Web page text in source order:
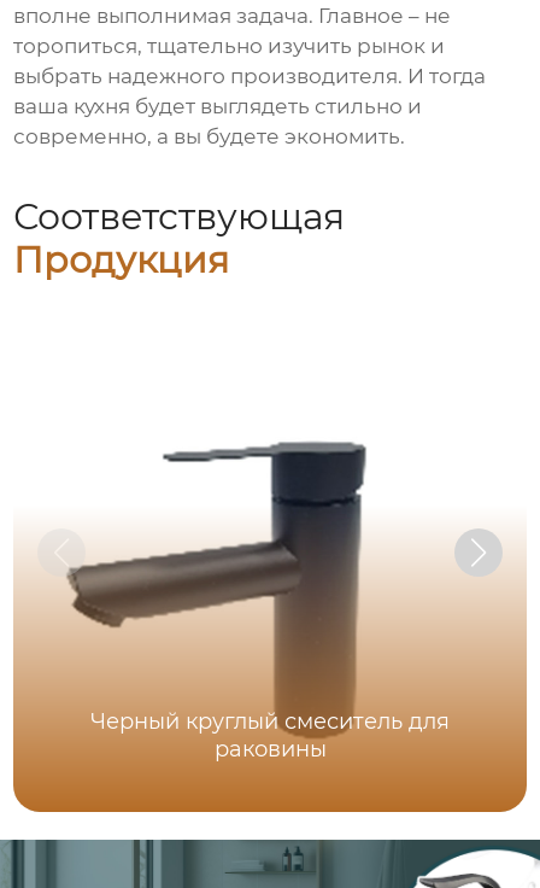
вполне выполнимая задача. Главное – не
торопиться, тщательно изучить рынок и
выбрать надежного производителя. И тогда
ваша кухня будет выглядеть стильно и
современно, а вы будете экономить.
Соответствующая
Продукция
Черный круглый смеситель для
раковины